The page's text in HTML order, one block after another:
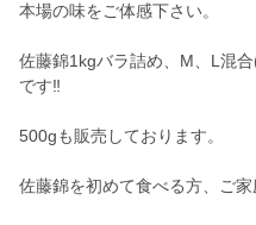
本場の味をご体感下さい。
佐藤錦1kgバラ詰め、M、L混
です‼︎
500gも販売しております。
佐藤錦を初めて食べる方、ご